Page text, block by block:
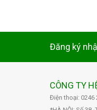
Đăng ký
CÔNG TY
Điện thoại: 0246